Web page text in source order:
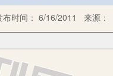
布时间： 6/16/2011 来源：